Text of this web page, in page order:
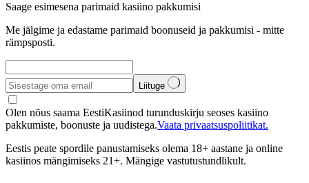
Saage esimesena parimaid kasiino pakkumisi
Me jälgime ja edastame parimaid boonuseid ja pakkumisi - mitte
rämpsposti.
Liituge
Olen nõus saama EestiKasiinod turunduskirju seoses kasiino
pakkumiste, boonuste ja uudistega.Vaata privaatsuspoliitikat.
Eestis peate spordile panustamiseks olema 18+ aastane ja online
kasiinos mängimiseks 21+. Mängige vastutustundlikult.